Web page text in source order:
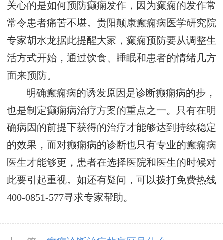
关心的是如何预防癫痫发作，因为癫痫的发作常
常令患者痛苦不堪。贵阳颠康癫痫病医学研究院
专家胡水龙据此提醒大家，癫痫预防要从调整生
活方式开始，通过饮食、睡眠和患者的情绪几方
面来预防。
明确癫痫病的诱发原因是诊断癫痫病的步，
也是制定癫痫病治疗方案的重点之一。只有在明
确病因的前提下获得的治疗才能够达到持续稳定
的效果，而对癫痫病的诊断也只有专业的癫痫病
医生才能够更，患者在选择医院和医生的时候对
此要引起重视。如还有疑问，可以拨打免费热线
400-0851-577寻求专家帮助。